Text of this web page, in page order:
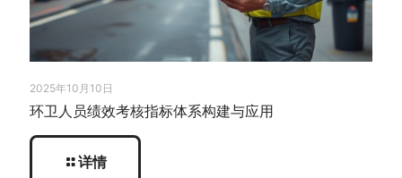
2025年10月10日
环卫人员绩效考核指标体系构建与应用
详情